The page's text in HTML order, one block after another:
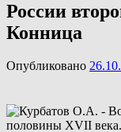
России
Конница
Опубликовано